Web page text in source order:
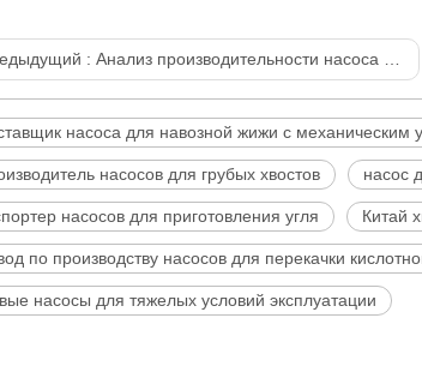
: Анализ производительности насоса для грубого песка
насоса для навозной жижи с механическим
насосов для грубых хвостов насос
насосов для приготовления угля Китай
по производству насосов для перекачки
насосы для тяжелых условий эксплуатации